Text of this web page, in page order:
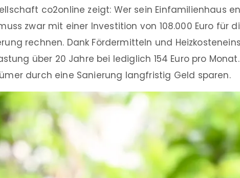
co2online zeigt: Wer sein Einfamilienhaus
zwar mit einer Investition von 108.000 Euro für
rechnen. Dank Fördermitteln und
über 20 Jahre bei lediglich 154 Euro pro
durch eine Sanierung langfristig Geld sparen.